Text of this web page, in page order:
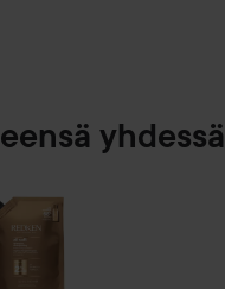
yhdessä